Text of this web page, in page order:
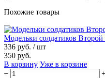
Похожие товары
Модельки солдатиков
336 руб. / шт
350 руб.
В корзину Уже в корзине
−